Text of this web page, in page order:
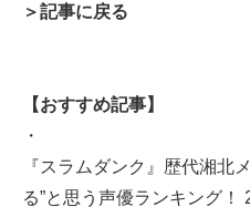
＞記事に戻る
【おすすめ記事】
・
『スラムダンク』歴代湘北
る”と思う声優ランキング！